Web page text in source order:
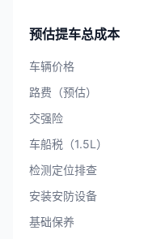
预估提车总成本
车辆价格
路费（预估）
交强险
车船税（1.5L）
检测定位排查
安装安防设备
基础保养